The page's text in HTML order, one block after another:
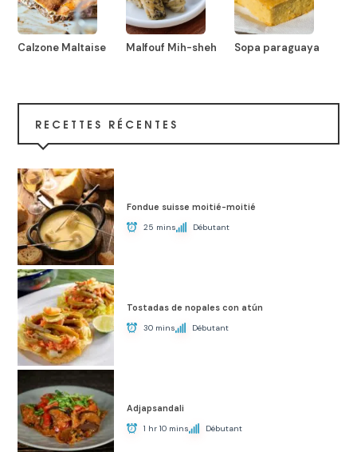
Calzone Maltaise Malfouf Mih-sheh Sopa paraguaya
RECETTES RÉCENTES
Fondue suisse moitié-moitié
25 mins Débutant
Tostadas de nopales con atún
30 mins Débutant
Adjapsandali
1 hr 10 mins Débutant